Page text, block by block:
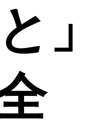
」